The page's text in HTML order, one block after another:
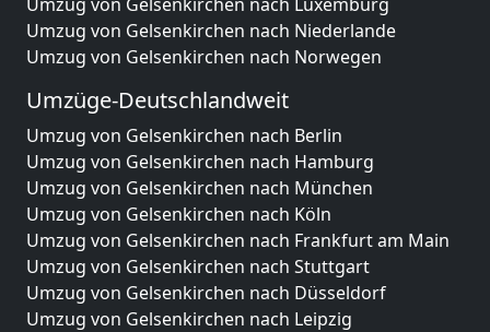
Umzug von Gelsenkirchen nach Niederlande
Umzug von Gelsenkirchen nach Norwegen
Umzüge-Deutschlandweit
Umzug von Gelsenkirchen nach Berlin
Umzug von Gelsenkirchen nach Hamburg
Umzug von Gelsenkirchen nach München
Umzug von Gelsenkirchen nach Köln
Umzug von Gelsenkirchen nach Frankfurt am Main
Umzug von Gelsenkirchen nach Stuttgart
Umzug von Gelsenkirchen nach Düsseldorf
Umzug von Gelsenkirchen nach Leipzig